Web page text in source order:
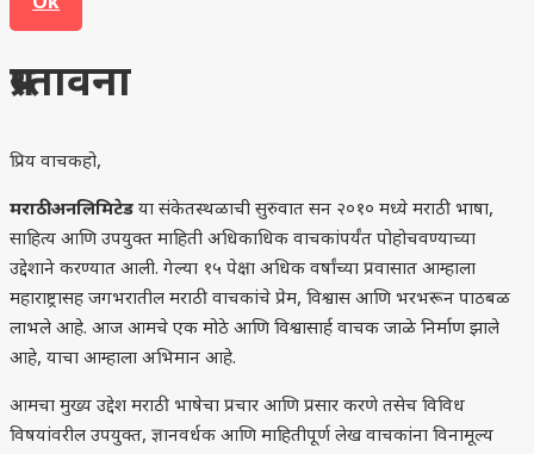
प्रस्तावना
प्रिय वाचकहो,
मराठी अनलिमिटेड या संकेतस्थळाची सुरुवात सन २०१० मध्ये मराठी भाषा,
साहित्य आणि उपयुक्त माहिती अधिकाधिक वाचकांपर्यंत पोहोचवण्याच्या
उद्देशाने करण्यात आली. गेल्या १५ पेक्षा अधिक वर्षांच्या प्रवासात आम्हाला
महाराष्ट्रासह जगभरातील मराठी वाचकांचे प्रेम, विश्वास आणि भरभरून पाठबळ
लाभले आहे. आज आमचे एक मोठे आणि विश्वासार्ह वाचक जाळे निर्माण झाले
आहे, याचा आम्हाला अभिमान आहे.
आमचा मुख्य उद्देश मराठी भाषेचा प्रचार आणि प्रसार करणे तसेच विविध
विषयांवरील उपयुक्त, ज्ञानवर्धक आणि माहितीपूर्ण लेख वाचकांना विनामूल्य